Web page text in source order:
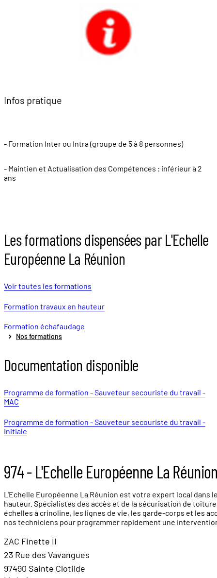
Infos pratique
- Formation Inter ou Intra (groupe de 5 à 8 personnes)
- Maintien et Actualisation des Compétences : inférieur à 2
ans
Les formations dispensées par L'Echelle
Européenne La Réunion
Voir toutes les formations
Formation travaux en hauteur
Formation échafaudage
Nos formations
Documentation disponible
Programme de formation - Sauveteur secouriste du travail -
MAC
Programme de formation - Sauveteur secouriste du travail -
Initiale
974 - L'Echelle Européenne La
L'Echelle Européenne La Réunion est votre expert local
hauteur. Spécialistes des accès et de la sécurisation de
échelles à crinoline, les lignes de vie, les garde-corps et les
nos techniciens pour programmer rapidement une
ZAC Finette II
23 Rue des Vavangues
97490 Sainte Clotilde